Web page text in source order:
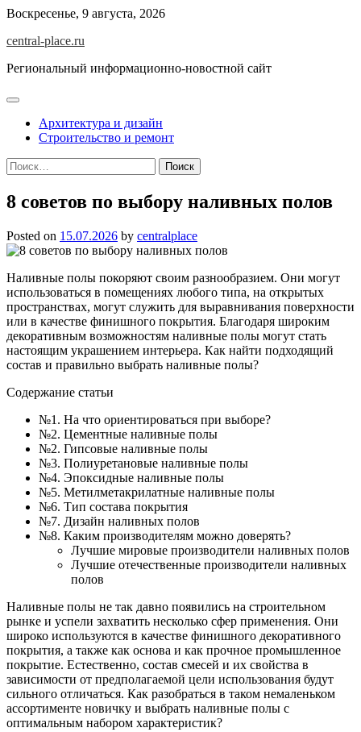
Skip
content
Воскресенье, 9 августа, 2026
central-place.ru
Региональный информационно-новостной сайт
Архитектура и дизайн
Строительство и ремонт
Найти:
8 советов по выбору наливных полов
Posted on 15.07.2026 by centralplace
Наливные полы покоряют своим разнообразием. Они могут
использоваться в помещениях любого типа, на открытых
пространствах, могут служить для выравнивания поверхности
или в качестве финишного покрытия. Благодаря широким
декоративным возможностям наливные полы могут стать
настоящим украшением интерьера. Как найти подходящий
состав и правильно выбрать наливные полы?
Содержание статьи
№1. На что ориентироваться при выборе?
№2. Цементные наливные полы
№2. Гипсовые наливные полы
№3. Полиуретановые наливные полы
№4. Эпоксидные наливные полы
№5. Метилметакрилатные наливные полы
№6. Тип состава покрытия
№7. Дизайн наливных полов
№8. Каким производителям можно доверять?
Лучшие мировые производители наливных полов
Лучшие отечественные производители наливных
полов
Наливные полы не так давно появились на строительном
рынке и успели захватить несколько сфер применения. Они
широко используются в качестве финишного декоративного
покрытия, а также как основа и как прочное промышленное
покрытие. Естественно, состав смесей и их свойства в
зависимости от предполагаемой цели использования будут
сильного отличаться. Как разобраться в таком немаленьком
ассортименте новичку и выбрать наливные полы с
оптимальным набором характеристик?